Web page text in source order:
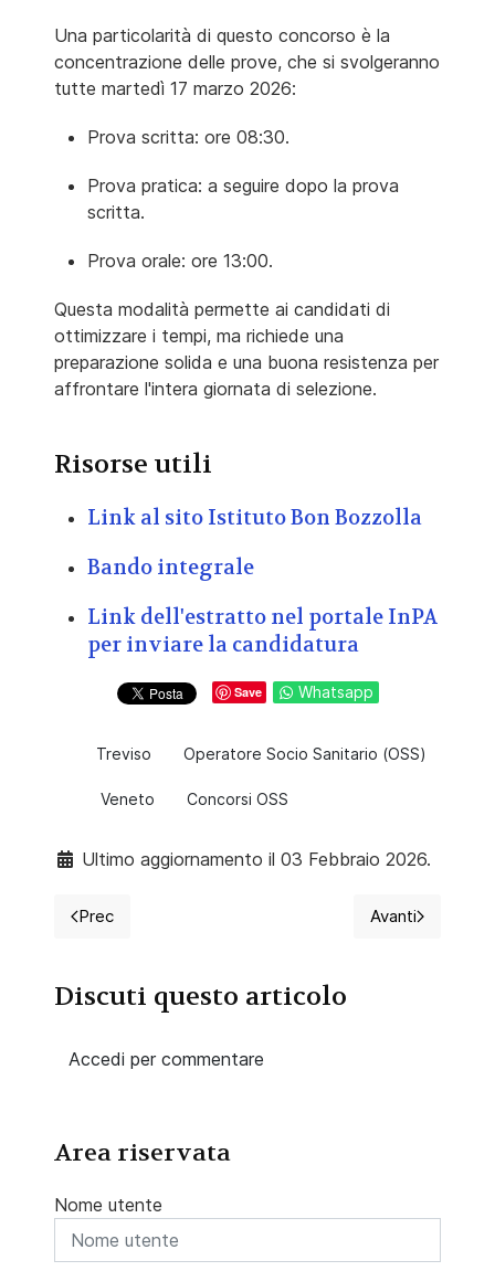
Una particolarità di questo concorso è la
concentrazione delle prove, che si svolgeranno
tutte martedì 17 marzo 2026:
Prova scritta: ore 08:30.
Prova pratica: a seguire dopo la prova
scritta.
Prova orale: ore 13:00.
Questa modalità permette ai candidati di
ottimizzare i tempi, ma richiede una
preparazione solida e una buona resistenza per
affrontare l'intera giornata di selezione.
Risorse utili
Link al sito Istituto Bon Bozzolla
Bando integrale
Link dell'estratto nel portale InPA
per inviare la candidatura
Save Whatsapp
Treviso Operatore Socio Sanitario (OSS)
Veneto Concorsi OSS
Ultimo aggiornamento il 03 Febbraio 2026.
Articolo precedente: 2026 Concorso per 2 OSS, AST
Prec Articolo
Avanti
Discuti questo articolo
Accedi per commentare
Area riservata
Nome utente